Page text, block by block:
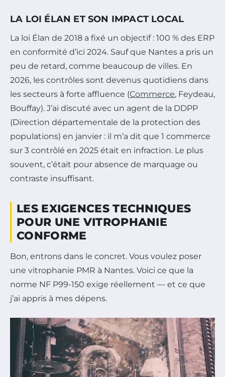
LA LOI ÉLAN ET SON IMPACT LOCAL
La loi Élan de 2018 a fixé un objectif : 100 % des ERP
en conformité d’ici 2024. Sauf que Nantes a pris un
peu de retard, comme beaucoup de villes. En
2026, les contrôles sont devenus quotidiens dans
les secteurs à forte affluence (Commerce, Feydeau,
Bouffay). J’ai discuté avec un agent de la DDPP
(Direction départementale de la protection des
populations) en janvier : il m’a dit que 1 commerce
sur 3 contrôlé en 2025 était en infraction. Le plus
souvent, c’était pour absence de marquage ou
contraste insuffisant.
LES EXIGENCES TECHNIQUES
POUR UNE VITROPHANIE
CONFORME
Bon, entrons dans le concret. Vous voulez poser
une vitrophanie PMR à Nantes. Voici ce que la
norme NF P99-150 exige réellement — et ce que
j’ai appris à mes dépens.